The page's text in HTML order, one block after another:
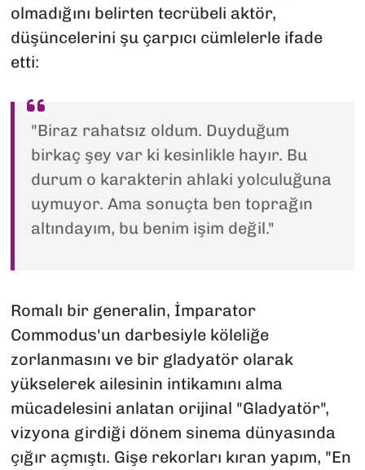
olmadığını belirten tecrübeli aktör,
düşüncelerini şu çarpıcı cümlelerle ifade
etti:
"Biraz rahatsız oldum. Duyduğum
birkaç şey var ki kesinlikle hayır. Bu
durum o karakterin ahlaki yolculuğuna
uymuyor. Ama sonuçta ben toprağın
altındayım, bu benim işim değil."
Romalı bir generalin, İmparator
Commodus'un darbesiyle köleliğe
zorlanmasını ve bir gladyatör olarak
yükselerek ailesinin intikamını alma
mücadelesini anlatan orijinal "Gladyatör",
vizyona girdiği dönem sinema dünyasında
çığır açmıştı. Gişe rekorları kıran yapım, "En